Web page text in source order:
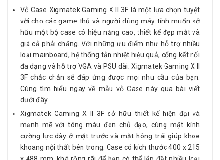
Vỏ Case Xigmatek Gaming X II 3F là một lựa chọn tuyệt
vời cho các game thủ và người dùng máy tính muốn sở
hữu một bộ case có hiệu năng cao, thiết kế đẹp mắt và
giá cả phải chăng. Với những ưu điểm như hỗ trợ nhiều
loại mainboard, hệ thống tản nhiệt hiệu quả, cổng kết nối
đa dạng và hỗ trợ VGA và PSU dài, Xigmatek Gaming X II
3F chắc chắn sẽ đáp ứng được mọi nhu cầu của bạn.
Cùng tìm hiểu ngay về mẫu vỏ Case này qua bài viết
dưới đây.
Xigmatek Gaming X II 3F sở hữu thiết kế hiện đại và
mạnh mẽ với tông màu đen chủ đạo, cùng mặt kính
cường lực dày ở mặt trước và mặt hông trái giúp khoe
khoang nội thất bên trong. Case có kích thước 400 x 215